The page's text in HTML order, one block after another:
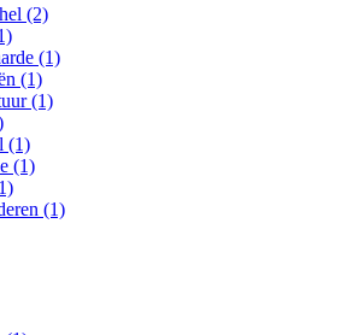
(2)
(1)
(1)
(1)
(1)
(1)
(1)